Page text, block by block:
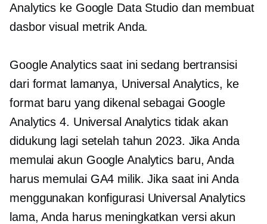
Analytics ke Google Data Studio dan membuat
dasbor visual metrik Anda.
Google Analytics saat ini sedang bertransisi
dari format lamanya, Universal Analytics, ke
format baru yang dikenal sebagai Google
Analytics 4. Universal Analytics tidak akan
didukung lagi setelah tahun 2023. Jika Anda
memulai akun Google Analytics baru, Anda
harus memulai GA4 milik. Jika saat ini Anda
menggunakan konfigurasi Universal Analytics
lama, Anda harus meningkatkan versi akun